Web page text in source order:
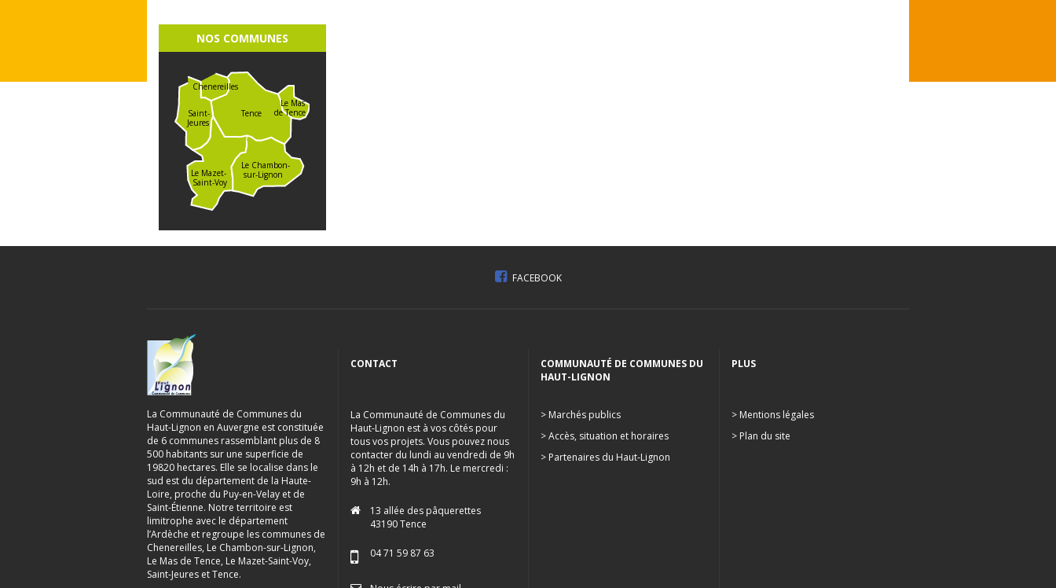
NOS COMMUNES
Le Chambon-
sur-Lignon
Le Mazet-
Saint-Voy
Tence
Chenereilles
Saint-
Jeures
Le Mas
de Tence
FACEBOOK
La Communauté de Communes du
Haut-Lignon en Auvergne est constituée
de 6 communes rassemblant plus de 8
500 habitants sur une superficie de
19820 hectares. Elle se localise dans le
sud est du département de la Haute-
Loire, proche du Puy-en-Velay et de
Saint-Étienne. Notre territoire est
limitrophe avec le département
l’Ardèche et regroupe les communes de
Chenereilles, Le Chambon-sur-Lignon,
Le Mas de Tence, Le Mazet-Saint-Voy,
Saint-Jeures et Tence.
CONTACT
La Communauté de Communes du
Haut-Lignon est à vos côtés pour
tous vos projets. Vous pouvez nous
contacter du lundi au vendredi de 9h
à 12h et de 14h à 17h. Le mercredi :
9h à 12h.
13 allée des pâquerettes
43190 Tence
04 71 59 87 63
COMMUNAUTÉ DE COMMUNES DU
HAUT-LIGNON
> Marchés publics
> Accès, situation et horaires
> Partenaires du Haut-Lignon
PLUS
> Mentions légales
> Plan du site